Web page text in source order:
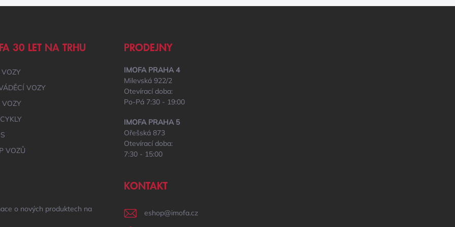
30 LET NA TRHU
VOZY
VOZY
VOZŮ
PRODEJNY
IMOFA PRAHA 4
Milevská 922/2
Otevírací doba:
Po-Pá 7:30 - 19:00
IMOFA PRAHA 5
Ořešská 873
Otevírací doba:
7:30 - 15:00
o nových produktech na
KONTAKT
eshop@imofa.cz